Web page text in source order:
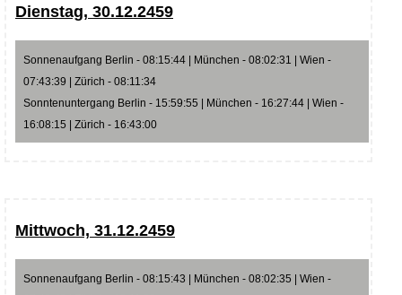
Dienstag, 30.12.2459
Sonnenaufgang Berlin - 08:15:44 | München - 08:02:31 | Wien -
07:43:39 | Zürich - 08:11:34
Sonntenuntergang Berlin - 15:59:55 | München - 16:27:44 | Wien -
16:08:15 | Zürich - 16:43:00
Mittwoch, 31.12.2459
Sonnenaufgang Berlin - 08:15:43 | München - 08:02:35 | Wien -